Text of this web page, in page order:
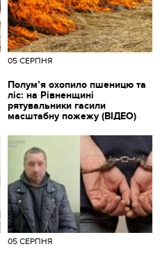
05 СЕРПНЯ
Полум’я охопило пшеницю та
ліс: на Рівненщині
рятувальники гасили
масштабну пожежу (ВІДЕО)
05 СЕРПНЯ